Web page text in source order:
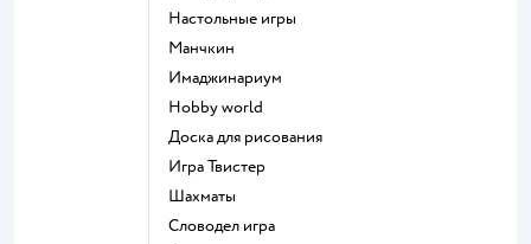
Настольные игры
Манчкин
Имаджинариум
Hobby world
Доска для рисования
Игра Твистер
Шахматы
Словодел игра